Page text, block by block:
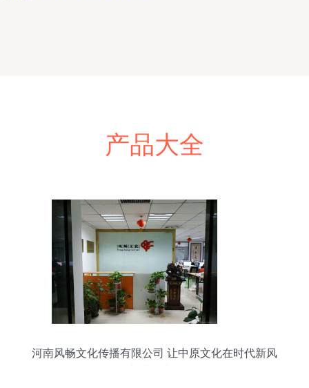
产品大全
河南风畅文化传播有限公司 让中原文化在时代新风